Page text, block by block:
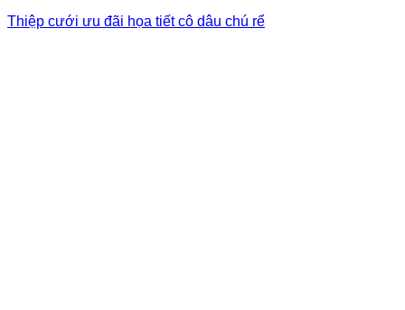
Thiệp cưới ưu đãi họa tiết cô dâu chú rể